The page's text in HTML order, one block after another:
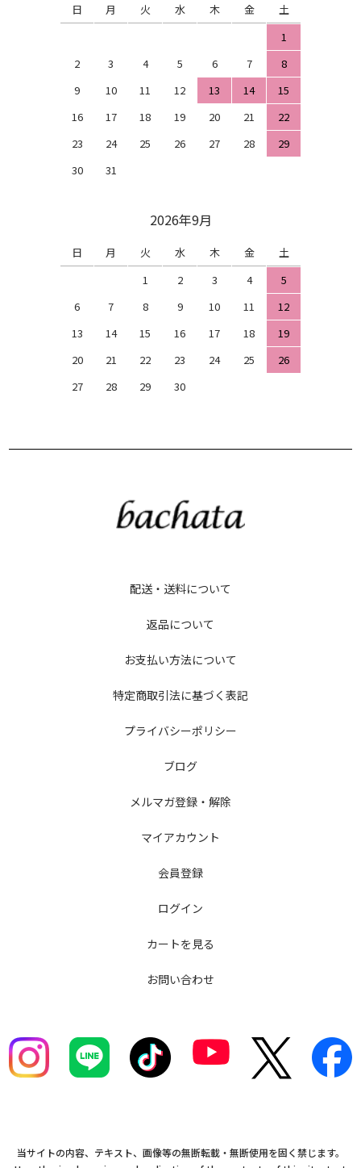
日 月 火 水 木 金
土
1
2
3 4 5 6 7
8
9
10 11 12 13 14
15
16
17 18 19 20 21
22
23
24 25 26 27 28
29
30
31
2026年9月
日 月 火 水 木 金
土
1
2 3 4
5
6
7 8 9 10 11
12
13
14 15 16 17 18
19
20
21 22 23 24 25
26
27
28 29 30
配送・送料について
返品について
お支払い方法について
特定商取引法に基づく表記
プライバシーポリシー
ブログ
メルマガ登録・解除
マイアカウント
会員登録
ログイン
カートを見る
お問い合わせ
当サイトの内容、テキスト、画像等の無断転載・無断使用を固く禁じます。